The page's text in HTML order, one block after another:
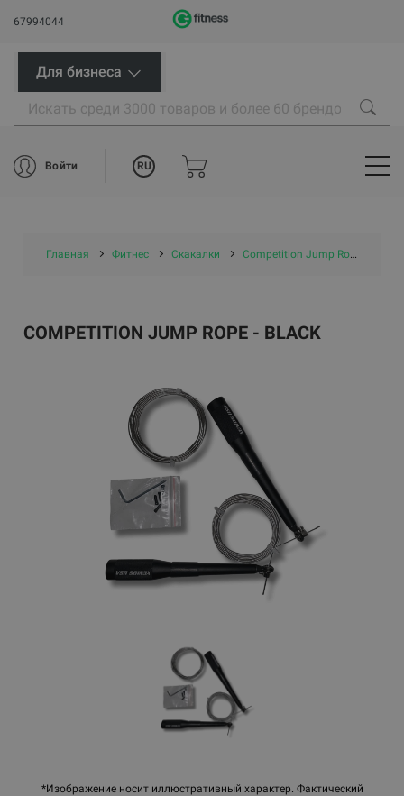
67994044
Для бизнеса
Войти RU
Главная Фитнес Скакалки Competition Jump Rope - Black
*Изображение носит иллюстративный характер. Фактический
COMPETITION JUMP ROPE - BLACK